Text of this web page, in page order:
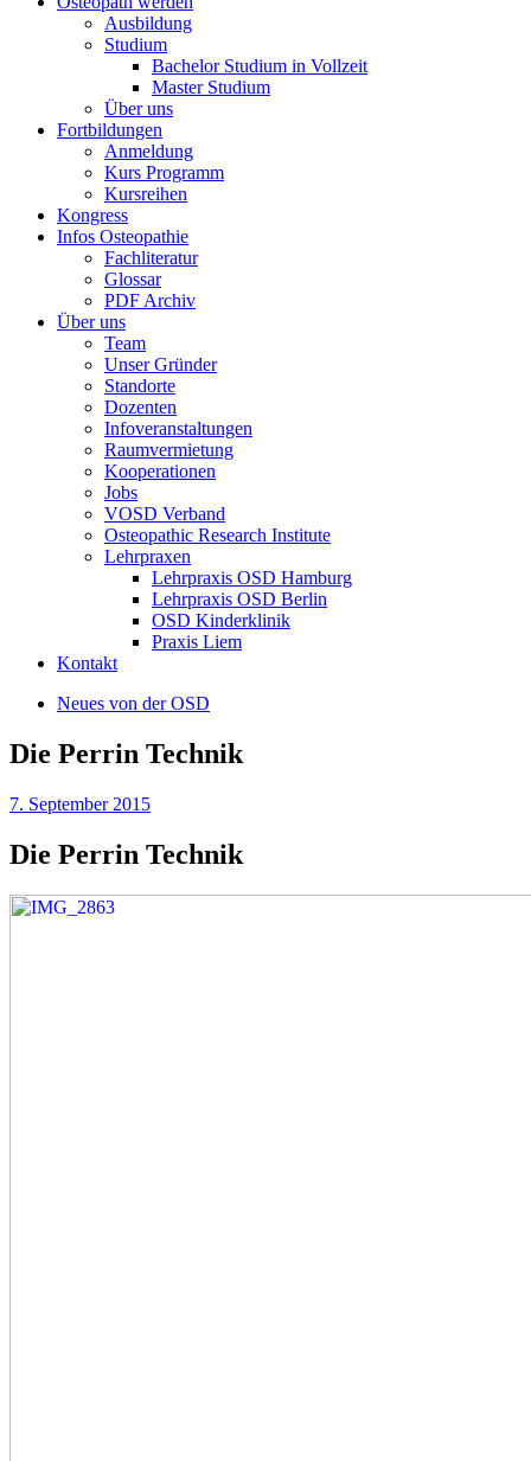
Ausbildung
Studium
Bachelor Studium in Vollzeit
Master Studium
Über uns
Fortbildungen
Anmeldung
Kurs Programm
Kursreihen
Kongress
Infos Osteopathie
Fachliteratur
Glossar
PDF Archiv
Über uns
Team
Unser Gründer
Standorte
Dozenten
Infoveranstaltungen
Raumvermietung
Kooperationen
Jobs
VOSD Verband
Osteopathic Research Institute
Lehrpraxen
Lehrpraxis OSD Hamburg
Lehrpraxis OSD Berlin
OSD Kinderklinik
Praxis Liem
Kontakt
Neues von der OSD
Die Perrin Technik
7. September 2015
Die Perrin Technik